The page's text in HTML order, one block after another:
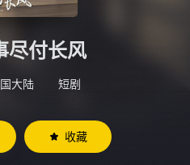
尽付长风
大陆 短剧
收藏